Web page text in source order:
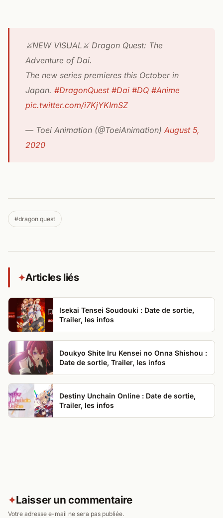
⚔️NEW VISUAL⚔️ Dragon Quest: The
Adventure of Dai.
The new series premieres this October in
Japan. #DragonQuest #Dai #DQ #Anime
pic.twitter.com/i7KjYKImSZ
— Toei Animation (@ToeiAnimation) August 5,
2020
#dragon quest
✦Articles liés
Isekai Tensei Soudouki : Date de sortie,
Trailer, les infos
Doukyo Shite Iru Kensei no Onna Shishou :
Date de sortie, Trailer, les infos
Destiny Unchain Online : Date de sortie,
Trailer, les infos
✦Laisser un commentaire
Votre adresse e-mail ne sera pas publiée.